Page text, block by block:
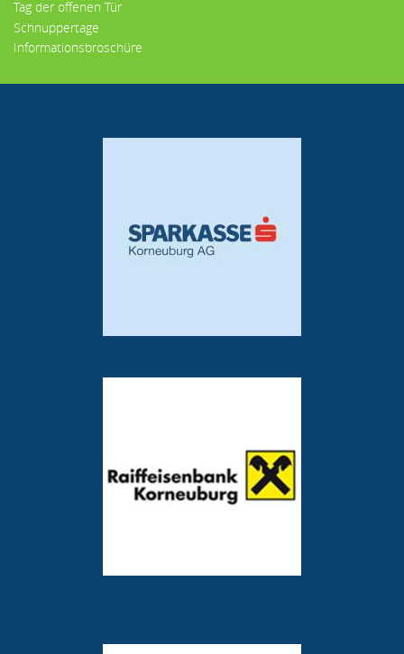
Tag der offenen Tür
Schnuppertage
Informationsbroschüre